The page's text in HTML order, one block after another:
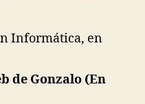
Informática, en
de Gonzalo (En